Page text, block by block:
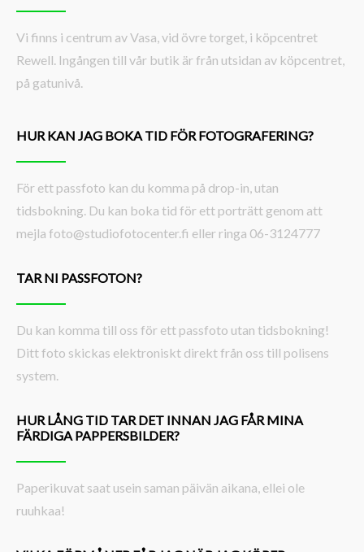
Vi finns i centrum av Vasa, vid övre torget, i köpcentret
Rewell. Ingången till vår butik är från utsidan av köpcentret,
på gatunivå.
HUR KAN JAG BOKA TID FÖR FOTOGRAFERING?
För ett passfoto kan du komma på drop-in, utan
tidsbokning. Du kan boka tid för ett porträtt genom att
mejla foto@studiofotocenter.fi eller ringa 06-3124777
TAR NI PASSFOTON?
Du kan komma till oss för ett passfoto utan tidsbokning!
Ditt foto skickas elektroniskt direkt från oss till polisens
system.
HUR LÅNG TID TAR DET INNAN JAG FÅR MINA
FÄRDIGA PAPPERSBILDER?
Paperikuvat saat usein saman päivän aikana, ellei ole
ruuhkaa!